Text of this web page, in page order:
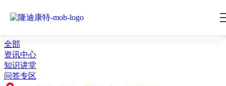
全部
资讯中心
知识讲堂
问答专区